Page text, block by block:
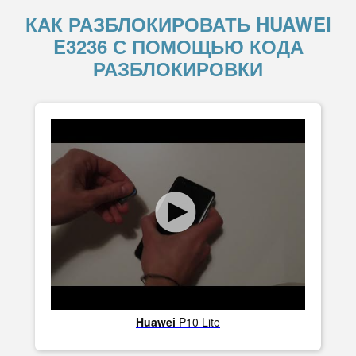
КАК РАЗБЛОКИРОВАТЬ HUAWEI
E3236 С ПОМОЩЬЮ КОДА
РАЗБЛОКИРОВКИ
Huawei P10 Lite